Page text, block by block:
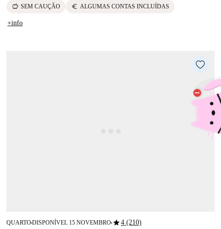
savings SEM CAUÇÃO euro ALGUMAS CONTAS INCLUÍDAS
+info
QUARTO■DISPONÍVEL 15 NOVEMBRO■star4 (210)